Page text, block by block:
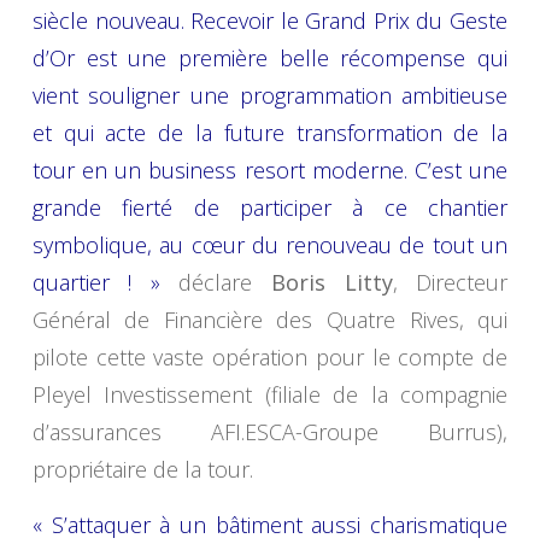
siècle nouveau. Recevoir le Grand Prix du Geste
d’Or est une première belle récompense qui
vient souligner une programmation ambitieuse
et qui acte de la future transformation de la
tour en un business resort moderne. C’est une
grande fierté de participer à ce chantier
symbolique, au cœur du renouveau de tout un
quartier ! » déclare Boris Litty, Directeur
Général de Financière des Quatre Rives, qui
pilote cette vaste opération pour le compte de
Pleyel Investissement (filiale de la compagnie
d’assurances AFI.ESCA-Groupe Burrus),
propriétaire de la tour.
« S’attaquer à un bâtiment aussi charismatique